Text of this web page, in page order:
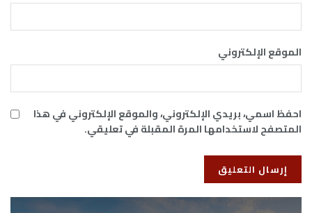
الموقع الإلكتروني
احفظ اسمي، بريدي الإلكتروني، والموقع الإلكتروني في هذا
المتصفح لاستخدامها المرة المقبلة في تعليقي.